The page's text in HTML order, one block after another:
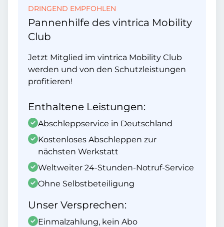
DRINGEND EMPFOHLEN
Pannenhilfe des vintrica Mobility
Club
Jetzt Mitglied im vintrica Mobility Club
werden und von den Schutzleistungen
profitieren!
Enthaltene Leistungen:
Abschleppservice in Deutschland
Kostenloses Abschleppen zur
nächsten Werkstatt
Weltweiter 24-Stunden-Notruf-Service
Ohne Selbstbeteiligung
Unser Versprechen:
Einmalzahlung, kein Abo